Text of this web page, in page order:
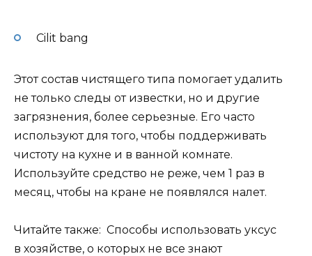
Cilit bang
Этот состав чистящего типа помогает удалить
не только следы от известки, но и другие
загрязнения, более серьезные. Его часто
используют для того, чтобы поддерживать
чистоту на кухне и в ванной комнате.
Используйте средство не реже, чем 1 раз в
месяц, чтобы на кране не появлялся налет.
Читайте также: Способы использовать уксус
в хозяйстве, о которых не все знают